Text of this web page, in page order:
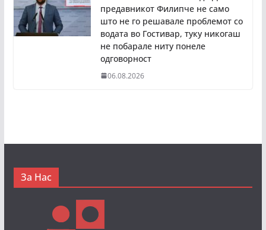
предавникот Филипче не само
што не го решавале проблемот со
водата во Гостивар, туку никогаш
не побарале ниту понеле
одговорност
06.08.2026
За Нас